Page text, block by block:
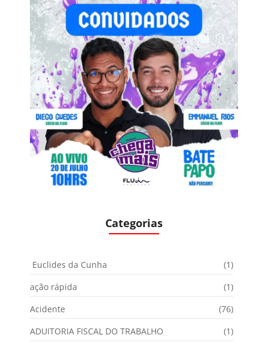
Categorias
Euclides da Cunha
(1)
ação rápida
(1)
Acidente
(76)
ADUITORIA FISCAL DO TRABALHO
(1)